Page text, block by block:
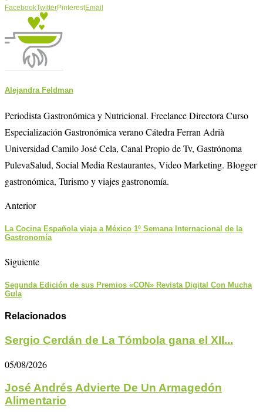
FacebookTwitterPinterestEmail
Alejandra Feldman
Periodista Gastronómica y Nutricional. Freelance Directora Curso
Especialización Gastronómica verano Cátedra Ferran Adrià
Universidad Camilo José Cela, Canal Propio de Tv, Gastrónoma
PulevaSalud, Social Media Restaurantes, Video Marketing. Blogger
gastronómica, Turismo y viajes gastronomía.
Anterior
La Cocina Española viaja a México 1º Semana Internacional de la
Gastronomía
Siguiente
Segunda Edición de sus Premios «CON» Revista Digital Con Mucha
Gula
Relacionados
Sergio Cerdán de La Tómbola gana el XII...
05/08/2026
José Andrés Advierte De Un Armagedón
Alimentario